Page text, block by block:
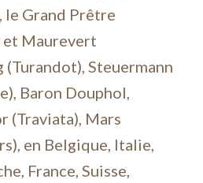
le Grand Prêtre
et Maurevert
(Turandot), Steuermann
Baron Douphol,
(Traviata), Mars
en Belgique, Italie,
France, Suisse,